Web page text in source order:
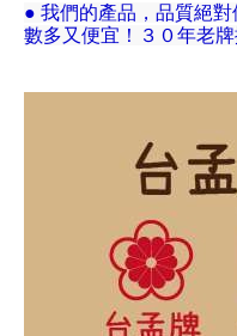
● 我們的產品，品質絕
數多又便宜！３０年老